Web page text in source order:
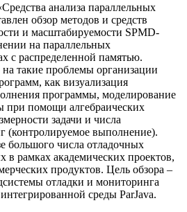
анализа параллельных
обзор методов и средств
и масштабируемости SPMD-
на параллельных
с распределенной памятью.
такие проблемы организации
как визуализация
программы, моделирование
при помощи алгебраических
задачи и числа
(контролируемое выполнение).
большого числа отладочных
в рамках академических проектов,
продуктов. Цель обзора –
отладки и мониторинга
среды ParJava.